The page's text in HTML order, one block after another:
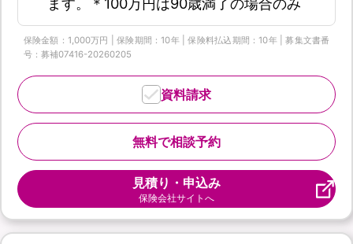
保険金額：1,000万円 | 保険期間：10年 | 保険料払込期間：10年 | 募集文書番
号：募補07416-20260205
無料で相談予約
資料請求
見積り・申込み
保険会社サイトへ